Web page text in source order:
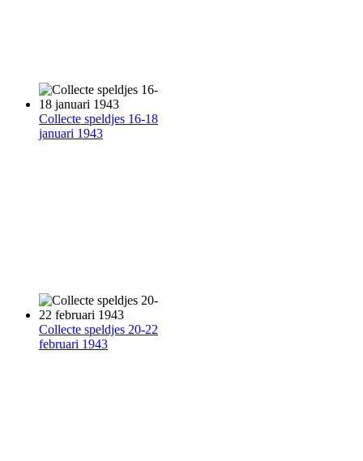
Collecte speldjes 16-18
januari 1943
Collecte speldjes 20-22
februari 1943